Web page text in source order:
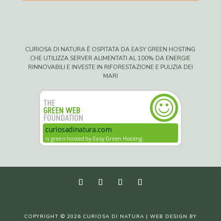
CURIOSA DI NATURA È OSPITATA DA EASY GREEN HOSTING
CHE UTILIZZA SERVER ALIMENTATI AL 100% DA ENERGIE
RINNOVABILI E INVESTE IN RIFORESTAZIONE E PULIZIA DEI
MARI
COPYRIGHT © 2026 CURIOSA DI NATURA | WEB DESIGN BY